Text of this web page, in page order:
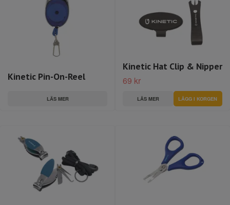
Kinetic Pin-On-Reel
LÄS MER
Kinetic Hat Clip & Nipper
69 kr
LÄS MER